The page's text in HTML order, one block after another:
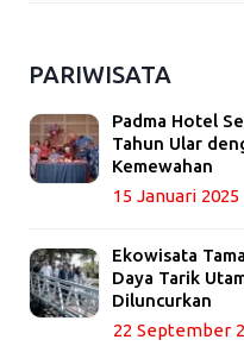
PARIWISATA
Padma Hotel
Tahun Ular
Kemewahan
15 Januari 2025
Ekowisata
Daya Tarik
Diluncurkan
22 September